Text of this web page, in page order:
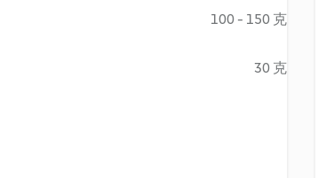
100 - 150 克
30 克